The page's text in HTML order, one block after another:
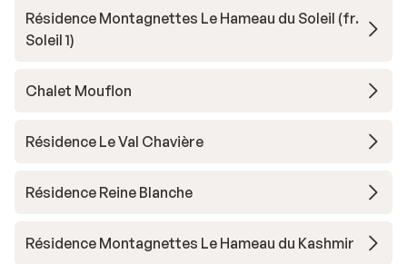
Résidence Montagnettes Le Hameau du Soleil (fr.
Soleil 1)
Chalet Mouflon
Résidence Le Val Chavière
Résidence Reine Blanche
Résidence Montagnettes Le Hameau du Kashmir